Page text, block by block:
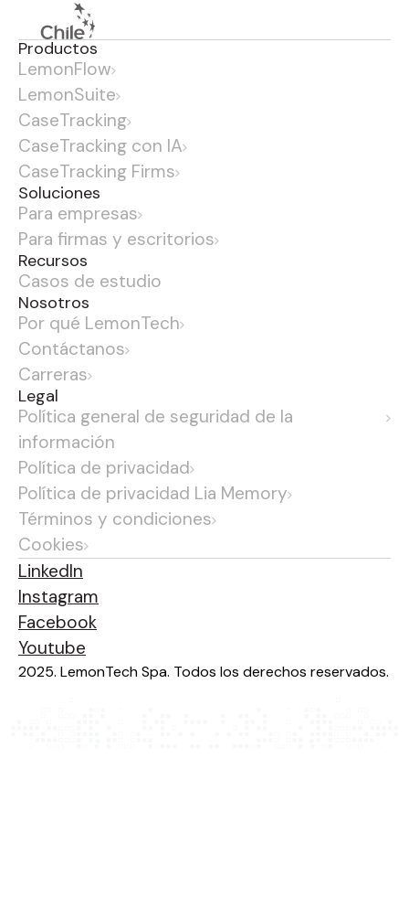
Productos
LemonFlow
LemonSuite
CaseTracking
CaseTracking con IA
CaseTracking Firms
Soluciones
Para empresas
Para firmas y escritorios
Recursos
Casos de estudio
Nosotros
Por qué LemonTech
Contáctanos
Carreras
Legal
Política general de seguridad de la
información
Política de privacidad
Política de privacidad Lia Memory
Términos y condiciones
Cookies
2025. LemonTech Spa. Todos los derechos reservados.
LinkedIn
Instagram
Facebook
Youtube